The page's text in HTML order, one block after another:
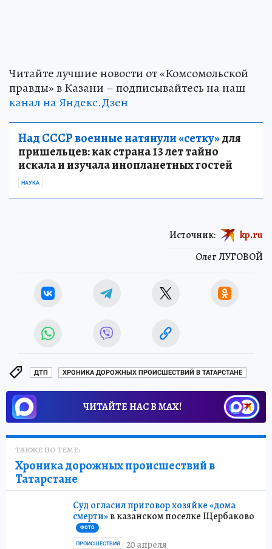
Читайте лучшие новости от «Комсомольской
правды» в Казани – подписывайтесь на наш
канал на Яндекс.Дзен
Над СССР военные натянули «сетку»для
пришельцев: как страна 13 лет тайно
искала и изучала инопланетных гостей
НАУКА
Олег ЛУГОВОЙ
Источник: kp.ru
ДТП ХРОНИКА ДОРОЖНЫХ ПРОИСШЕСТВИЙ В ТАТАРСТАНЕ
ЧИТАЙТЕ НАС В МАХ!
ТАКЖЕ ПО ТЕМЕ:
Хроника дорожных происшествий в
Татарстане
Суд огласил приговор хозяйке «дома
смерти»в казанском поселке Щербаково
ФОТО
20 апреля
ПРОИСШЕСТВИЯ